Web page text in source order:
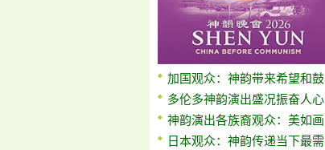
加国观众：神韵带来希望和鼓
多伦多神韵演出盛况振奋人心
神韵演出各族裔观众：美如画
日本观众：神韵传递当下最需